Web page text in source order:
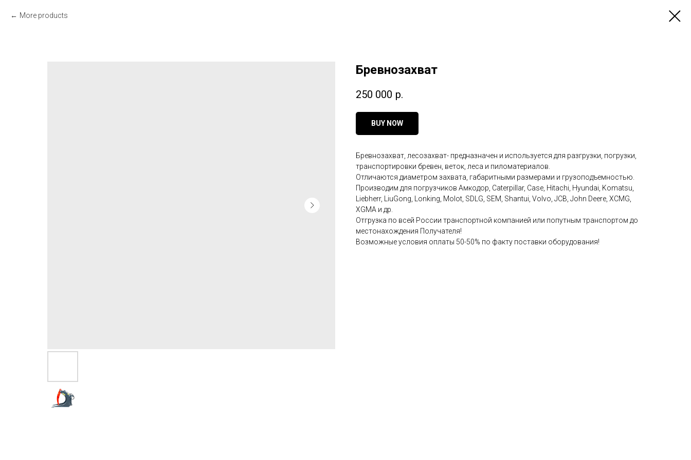
More products
Бревнозахват
250 000 р.
BUY NOW
Бревнозахват, лесозахват- предназначен и используется для разгрузки, погрузки,
транспортировки бревен, веток, леса и пиломатериалов.
Отличаются диаметром захвата, габаритными размерами и грузоподъемностью.
Производим для погрузчиков Амкодор, Caterpillar, Case, Hitachi, Hyundai, Komatsu,
Liebherr, LiuGong, Lonking, Molot, SDLG, SEM, Shantui, Volvo, JCB, John Deere, XCMG,
XGMA и др.
Отгрузка по всей России транспортной компанией или попутным транспортом до
местонахождения Получателя!
Возможные условия оплаты 50-50% по факту поставки оборудования!